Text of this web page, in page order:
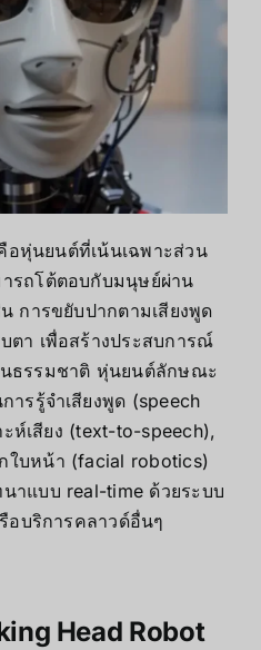
อหุ่นยนต์ที่เน้นเฉพาะส่วน
รถโต้ตอบกับมนุษย์ผ่าน
การขยับปากตามเสียงพูด
ตา เพื่อสร้างประสบการณ์
นธรรมชาติ หุ่นยนต์ลักษณะ
ารรู้จำเสียงพูด (speech
ห์เสียง (text-to-speech),
ใบหน้า (facial robotics)
าแบบ real-time ด้วยระบบ
อบริการคลาวด์อื่นๆ
Head Robot